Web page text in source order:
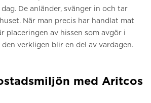
De anländer, svänger in och tar
När man precis har handlat mat
placeringen av hissen som avgör i
verkligen blir en del av vardagen.
med Aritcos